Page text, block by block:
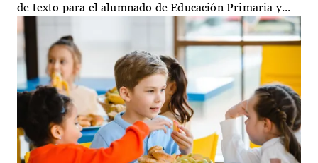
de texto para el alumnado de Educación Primaria y...